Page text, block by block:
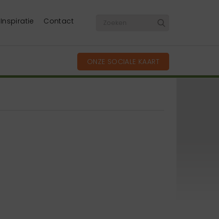
Inspiratie Contact
ONZE SOCIALE KAART